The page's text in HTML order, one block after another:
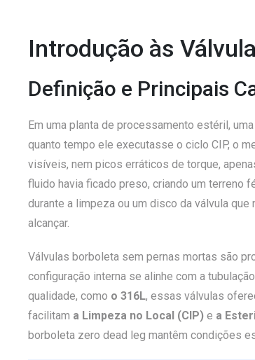
Introdução às
Definição e Principais
Em uma planta de processamento estéril,
quanto tempo ele executasse o ciclo CIP, o
visíveis, nem picos erráticos de torque,
fluido havia ficado preso, criando um terreno
durante a limpeza ou um disco da válvula
alcançar.
Válvulas borboleta sem pernas mortas são
configuração interna se alinhe com a
qualidade, como o 316L, essas válvulas
facilitam a Limpeza no Local (CIP)e a
borboleta zero dead leg mantêm condições